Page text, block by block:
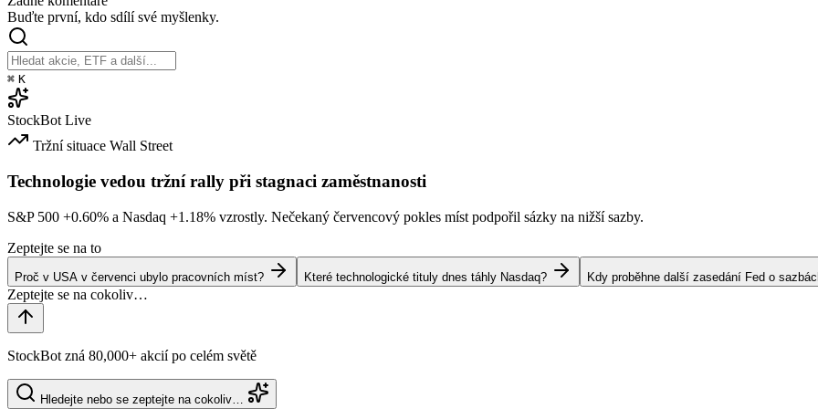
Buďte první, kdo sdílí své myšlenky.
⌘ K
StockBot Live
Tržní situace Wall Street
Technologie vedou tržní rally při stagnaci zaměstnanosti
S&P 500 +0.60% a Nasdaq +1.18% vzrostly. Nečekaný červencový pokles míst podpořil sázky na nižší sazby.
Zeptejte se na to
Proč v USA v červenci ubylo pracovních míst? Které technologické tituly dnes táhly Nasdaq? Kdy proběhne další zasedání Fed o
StockBot zná 80,000+ akcií po celém světě
Hledejte nebo se zeptejte na cokoliv…